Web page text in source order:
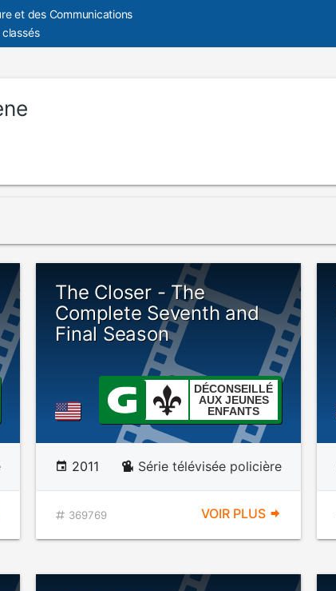
et des Communications
The Closer - The
Complete Seventh and
Final Season
DÉCONSEILLÉ
AUX JEUNES
ENFANTS
2011 Série télévisée policière
369769 VOIR PLUS